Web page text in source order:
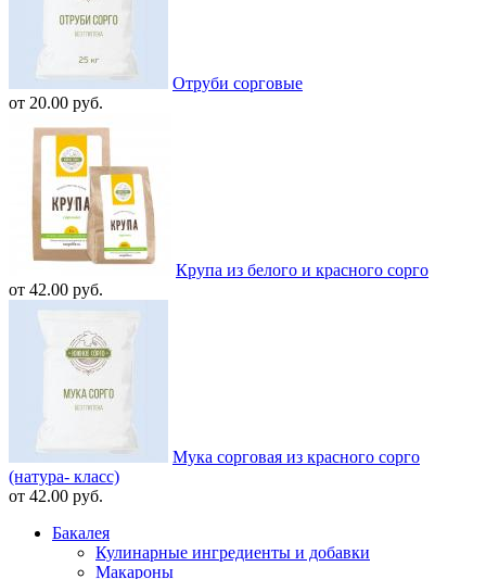
Отруби сорговые
от 20.00 руб.
Крупа из белого и красного сорго
от 42.00 руб.
Мука сорговая из красного сорго
(натура- класс)
от 42.00 руб.
Бакалея
Кулинарные ингредиенты и добавки
Макароны